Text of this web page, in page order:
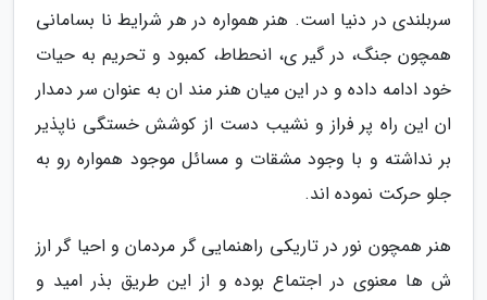
سربلندی در دنیا است. هنر همواره در هر شرایط نا بسامانی
همچون جنگ، در گیر ی، انحطاط، کمبود و تحریم به حیات
خود ادامه داده و در این میان هنر مند ان به عنوان سر دمدار
ان این راه پر فراز و نشیب دست از کوشش خستگی ناپذیر
بر نداشته و با وجود مشقات و مسائل موجود همواره رو به
جلو حرکت نموده اند.
هنر همچون نور در تاریکی راهنمایی گر مردمان و احیا گر ارز
ش ها معنوی در اجتماع بوده و از این طریق بذر امید و